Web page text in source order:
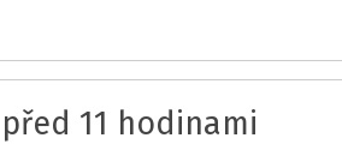
před 11 hodinami